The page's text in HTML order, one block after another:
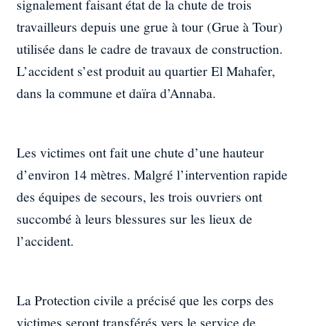
signalement faisant état de la chute de trois
travailleurs depuis une grue à tour (Grue à Tour)
utilisée dans le cadre de travaux de construction.
L’accident s’est produit au quartier El Mahafer,
dans la commune et daïra d’Annaba.
Les victimes ont fait une chute d’une hauteur
d’environ 14 mètres. Malgré l’intervention rapide
des équipes de secours, les trois ouvriers ont
succombé à leurs blessures sur les lieux de
l’accident.
La Protection civile a précisé que les corps des